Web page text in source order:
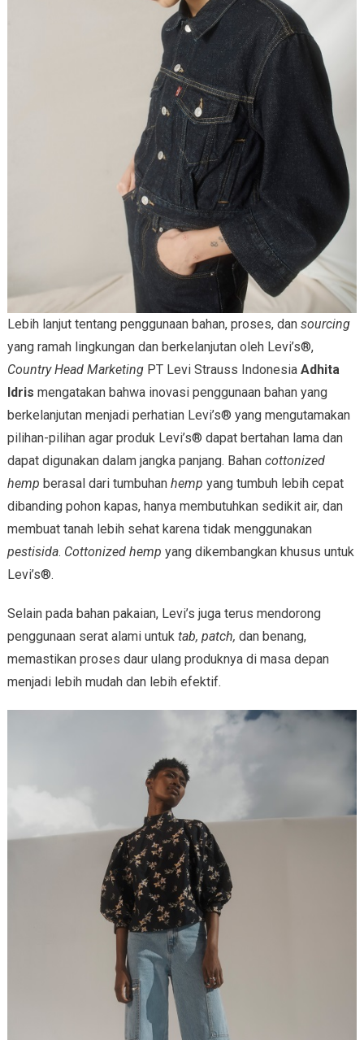
Lebih lanjut tentang penggunaan bahan, proses, dan sourcing
yang ramah lingkungan dan berkelanjutan oleh Levi’s®,
Country Head Marketing PT Levi Strauss Indonesia Adhita
Idris mengatakan bahwa inovasi penggunaan bahan yang
berkelanjutan menjadi perhatian Levi’s® yang mengutamakan
pilihan-pilihan agar produk Levi’s® dapat bertahan lama dan
dapat digunakan dalam jangka panjang. Bahan cottonized
hemp berasal dari tumbuhan hemp yang tumbuh lebih cepat
dibanding pohon kapas, hanya membutuhkan sedikit air, dan
membuat tanah lebih sehat karena tidak menggunakan
pestisida. Cottonized hemp yang dikembangkan khusus untuk
Levi’s®.
Selain pada bahan pakaian, Levi’s juga terus mendorong
penggunaan serat alami untuk tab, patch, dan benang,
memastikan proses daur ulang produknya di masa depan
menjadi lebih mudah dan lebih efektif.